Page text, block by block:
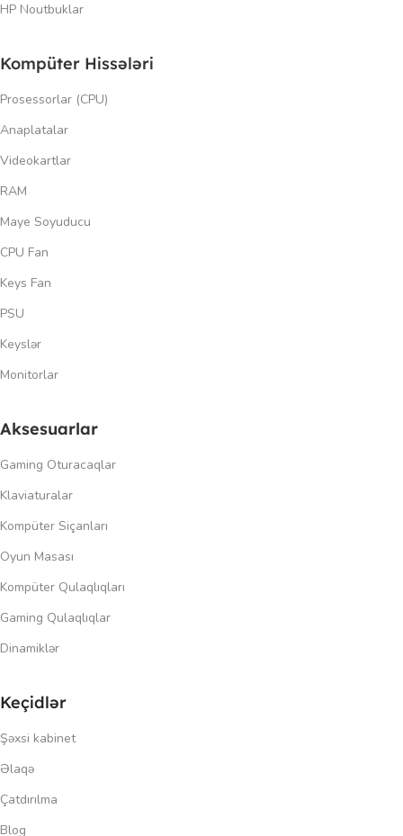
HP Noutbuklar
Kompüter Hissələri
Prosessorlar (CPU)
Anaplatalar
Videokartlar
RAM
Maye Soyuducu
CPU Fan
Keys Fan
PSU
Keyslər
Monitorlar
Aksesuarlar
Gaming Oturacaqlar
Klaviaturalar
Kompüter Siçanları
Oyun Masası
Kompüter Qulaqlıqları
Gaming Qulaqlıqlar
Dinamiklər
Keçidlər
Şəxsi kabinet
Əlaqə
Çatdırılma
Blog